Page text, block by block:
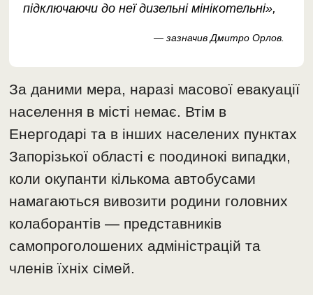
підключаючи до неї дизельні мінікотельні»,
— зазначив Дмитро Орлов.
За даними мера, наразі масової евакуації
населення в місті немає. Втім в
Енергодарі та в інших населених пунктах
Запорізької області є поодинокі випадки,
коли окупанти кількома автобусами
намагаються вивозити родини головних
колаборантів — представників
самопроголошених адміністрацій та
членів їхніх сімей.